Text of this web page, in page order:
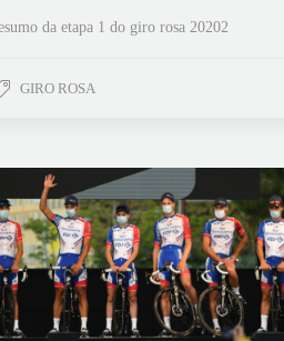
da etapa 1 do giro rosa 20202
GIRO ROSA